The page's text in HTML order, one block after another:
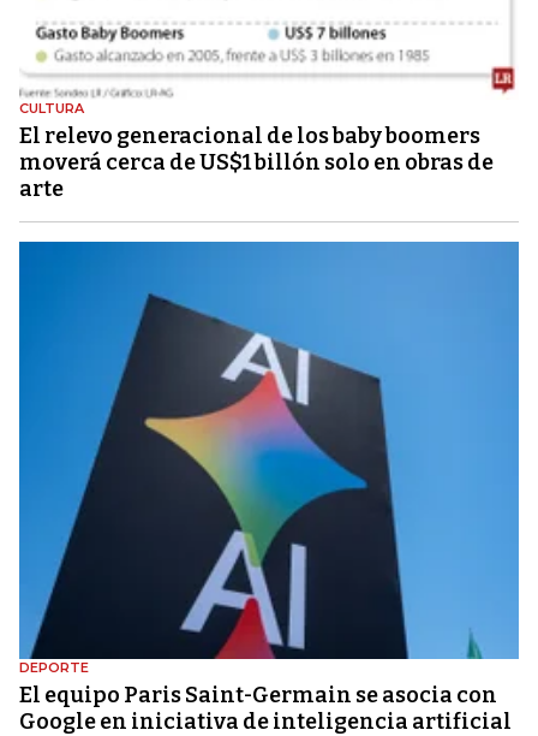
CULTURA
El relevo generacional de los baby boomers
moverá cerca de US$1 billón solo en obras de
arte
DEPORTE
El equipo Paris Saint-Germain se asocia con
Google en iniciativa de inteligencia artificial